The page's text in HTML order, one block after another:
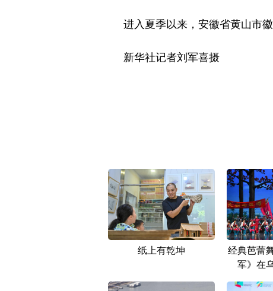
进入夏季以来，安徽省黄山市徽
新华社记者刘军喜摄
纸上有乾坤
经典芭蕾
军》在